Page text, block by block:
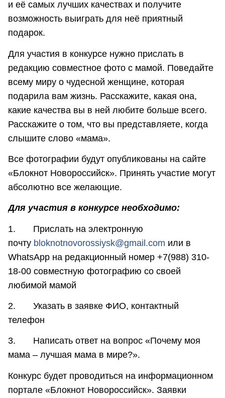
и её самых лучших качествах и получите
возможность выиграть для неё приятный
подарок.
Для участия в конкурсе нужно прислать в
редакцию совместное фото с мамой. Поведайте
всему миру о чудесной женщине, которая
подарила вам жизнь. Расскажите, какая она,
какие качества вы в ней любите больше всего.
Расскажите о том, что вы представляете, когда
слышите слово «мама».
Все фотографии будут опубликованы на сайте
«Блокнот Новороссийск». Принять участие могут
абсолютно все желающие.
Для участия в конкурсе необходимо:
1. Прислать на электронную
почту bloknotnovorossiysk@gmail.com или в
WhatsApp на редакционный номер +7(988) 310-
18-00 совместную фотографию со своей
любимой мамой
2. Указать в заявке ФИО, контактный
телефон
3. Написать ответ на вопрос «Почему моя
мама – лучшая мама в мире?».
Конкурс будет проводиться на информационном
портале «Блокнот Новороссийск». Заявки